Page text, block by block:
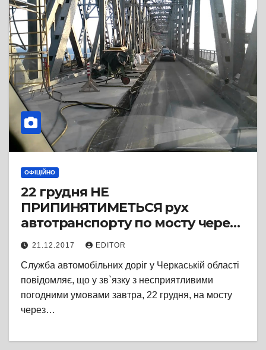
ОФІЦІЙНО
22 грудня НЕ
ПРИПИНЯТИМЕТЬСЯ рух
автотранспорту по мосту через
Дніпро
21.12.2017 EDITOR
Служба автомобільних доріг у Черкаській області
повідомляє, що у зв`язку з несприятливими
погодними умовами завтра, 22 грудня, на мосту
через…